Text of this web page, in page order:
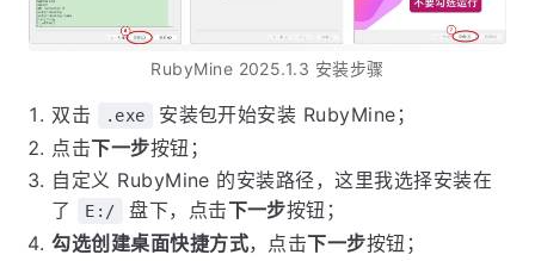
RubyMine 2025.1.3 安装步骤
双击 .exe
安装包开始安装 RubyMine；
点击下一步按钮；
自定义 RubyMine 的安装路径，这里我选择安装在
了
E:/ 盘下，点击下一步按钮；
勾选创建桌面快捷方式，点击下一步按钮；